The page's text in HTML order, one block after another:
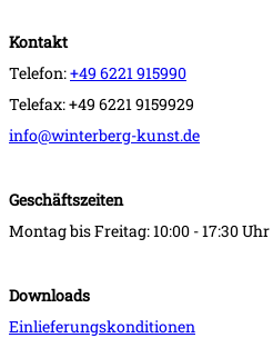
Kontakt
Telefon:+49 6221 915990
Telefax: +49 6221 9159929
info@winterberg-kunst.de
Geschäftszeiten
Montag bis Freitag: 10:00 - 17:30 Uhr
Downloads
Einlieferungskonditionen